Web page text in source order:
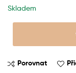
Skladem
Porovnat